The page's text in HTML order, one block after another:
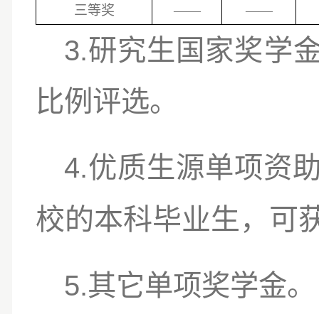
三等奖 —— ——
3.研究生国家奖学
比例评选。
4.优质生源单项资
校的本科毕业生，可
5.其它单项奖学金。